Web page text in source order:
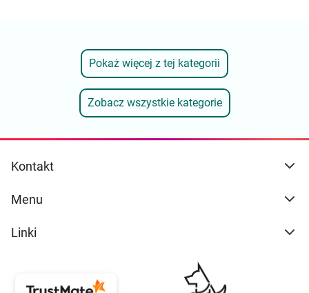
Zobacz wszystkie kategorie
Pokaż więcej z tej kategorii
Kontakt
Menu
Linki